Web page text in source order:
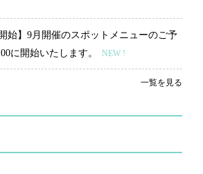
始】9月開催のスポットメニューのご予
に開始いたします。
NEW !
一覧を見る